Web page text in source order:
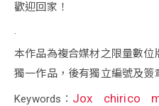
歡迎回家！
.
本作品為複合媒材之限量數
獨一作品，後有獨立編號及簽
Keywords： Jox chirico